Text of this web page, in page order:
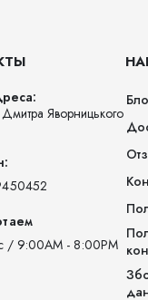
Яворницького
/ 9:00AM - 8:00PM